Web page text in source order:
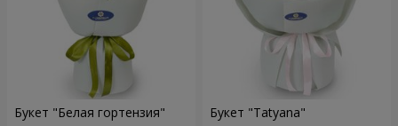
Букет "Белая гортензия" Букет "Tatyana"